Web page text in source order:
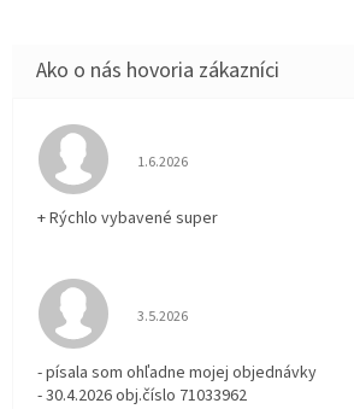
Hodnotenie obchodu je 5 z 5
1.6.2026
+ Rýchlo vybavené super
Hodnotenie obchodu je 3 z 5
3.5.2026
- písala som ohľadne mojej objednávky
- 30.4.2026 obj.číslo 71033962